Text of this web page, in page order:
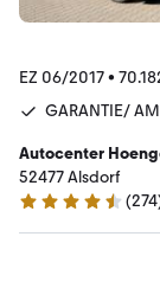
EZ 06/2017•
GARANTIE/
Autocenter
52477 Alsdorf
4.5 Sterne
(274